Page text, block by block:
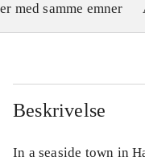
med samme emner
Beskrivelse
In a seaside town in